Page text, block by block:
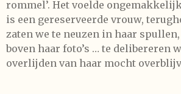
rommel’. Het voelde
is een gereserveerde vrouw,
zaten we te neuzen in haar
boven haar foto’s … te delibereren
overlijden van haar mocht